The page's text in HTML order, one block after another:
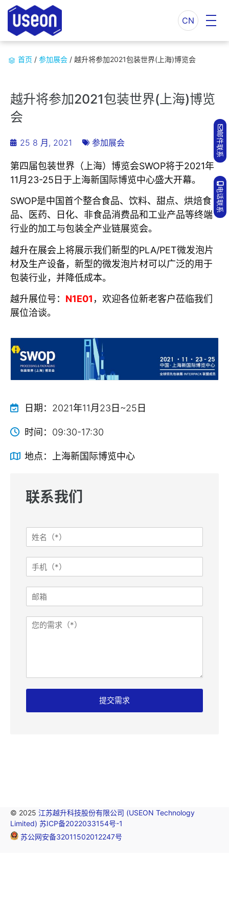
CN
首页 / 参加展会 / 越升将参加2021包装世界(上海)博览会
越升将参加2021包装世界(上海)博览
会
25 8 月, 2021 参加展会
第四届包装世界（上海）博览会SWOP将于2021年
11月23-25日于上海新国际博览中心盛大开幕。
SWOP是中国首个整合食品、饮料、甜点、烘焙食
品、医药、日化、非食品消费品和工业产品等终端
行业的加工与包装全产业链展览会。
越升在展会上将展示我们新型的PLA/PET微发泡片
材及生产设备，新型的微发泡片材可以广泛的用于
包装行业，并降低成本。
越升展位号： N1E01 ，欢迎各位新老客户莅临我们
展位洽谈。
日期： 2021年11月23日~25日
时间： 09:30-17:30
地点： 上海新国际博览中心
联系我们
姓
名
I
:
R
f
e
箱
手
箱
需
求
提交需求
邮件联系
电话联系
© 2025 江苏越升科技股份有限公司 (USEON Technology
Limited) 苏ICP备2022033154号-1
苏公网安备32011502012247号